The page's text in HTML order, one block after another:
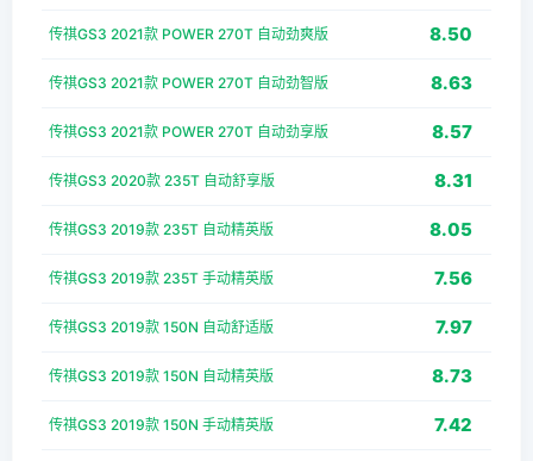
传祺GS3 2021款 POWER 270T 自动劲爽版 8.50
传祺GS3 2021款 POWER 270T 自动劲智版 8.63
传祺GS3 2021款 POWER 270T 自动劲享版 8.57
传祺GS3 2020款 235T 自动舒享版 8.31
传祺GS3 2019款 235T 自动精英版 8.05
传祺GS3 2019款 235T 手动精英版 7.56
传祺GS3 2019款 150N 自动舒适版 7.97
传祺GS3 2019款 150N 自动精英版 8.73
传祺GS3 2019款 150N 手动精英版 7.42